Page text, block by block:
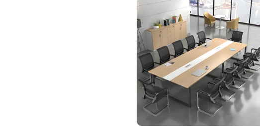
ル
価
格
価
格